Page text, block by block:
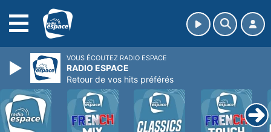
VOUS ÉCOUTEZ RADIO ESPACE
RADIO ESPACE
Retour de vos hits préférés